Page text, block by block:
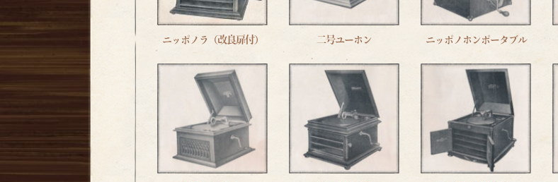
ニッポノラ（改良扉付） 二号ユーホン ニッポノホンポータブル